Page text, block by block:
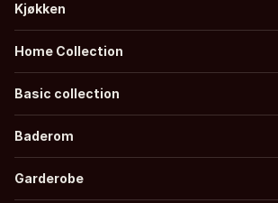
Kjøkken
Home Collection
Basic collection
Baderom
Garderobe